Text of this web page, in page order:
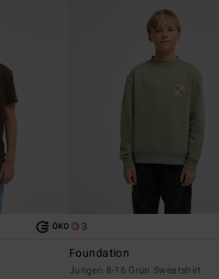
ÖKO 3
Foundation
Jungen 8-16 Grün Sweatshirt